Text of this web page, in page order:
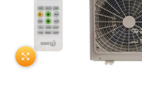
Нажмите, чтобы увеличить